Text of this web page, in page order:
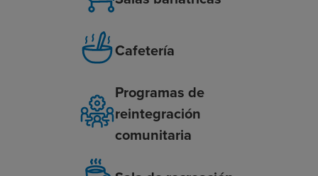
Cafetería
Programas de
reintegración
comunitaria